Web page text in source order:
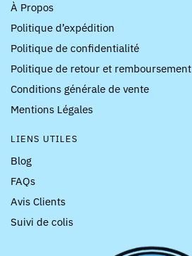
À Propos
Politique d’expédition
Politique de confidentialité
Politique de retour et remboursement
Conditions générale de vente
Mentions Légales
LIENS UTILES
Blog
FAQs
Avis Clients
Suivi de colis